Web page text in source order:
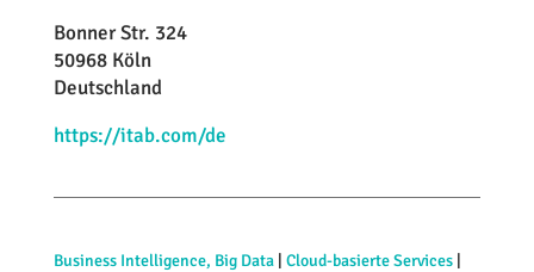
Bonner Str. 324
50968 Köln
Deutschland
https://itab.com/de
Business Intelligence, Big Data| Cloud-basierte Services|